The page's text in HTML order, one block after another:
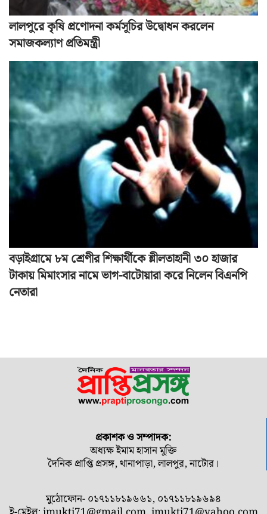
লালপুরে কৃষি প্রণোদনা কর্মসূচির উদ্বোধন করলেন
সমাজকল্যাণ প্রতিমন্ত্রী
বড়াইগ্রামে ৮ম শ্রেণীর শিক্ষার্থীকে শ্লীলতাহানী ৩০ হাজার
টাকায় মিমাংসার নামে ভাগ-বাটোয়ারা করে নিলেন বিএনপি
নেতারা
প্রকাশক ও সম্পাদক:
অধ্যক্ষ ইমাম হাসান মুক্তি
দৈনিক প্রাপ্তি প্রসঙ্গ, থানাপাড়া, লালপুর, নাটোর।
মুঠোফোন- ০১৭১১৮১৯৬৬১, ০১৭১১৮১৯৬৯৪